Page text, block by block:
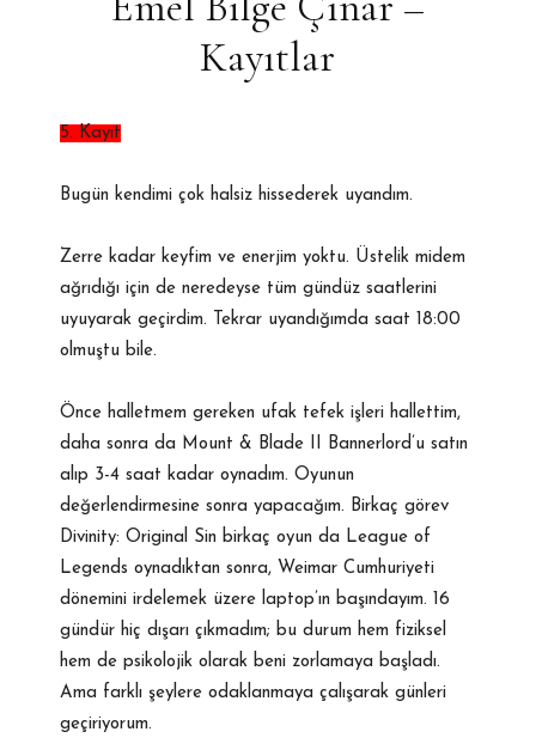
Kayıtlar
5. Kayıt
Bugün kendimi çok halsiz hissederek uyandım.
Zerre kadar keyfim ve enerjim yoktu. Üstelik midem
ağrıdığı için de neredeyse tüm gündüz saatlerini
uyuyarak geçirdim. Tekrar uyandığımda saat 18:00
olmuştu bile.
Önce halletmem gereken ufak tefek işleri hallettim,
daha sonra da Mount & Blade II Bannerlord’u satın
alıp 3-4 saat kadar oynadım. Oyunun
değerlendirmesine sonra yapacağım. Birkaç görev
Divinity: Original Sin birkaç oyun da League of
Legends oynadıktan sonra, Weimar Cumhuriyeti
dönemini irdelemek üzere laptop’ın başındayım. 16
gündür hiç dışarı çıkmadım; bu durum hem fiziksel
hem de psikolojik olarak beni zorlamaya başladı.
Ama farklı şeylere odaklanmaya çalışarak günleri
geçiriyorum.